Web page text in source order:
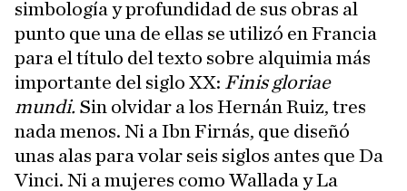
simbología y profundidad de sus obras al
punto que una de ellas se utilizó en Francia
para el título del texto sobre alquimia más
importante del siglo XX: Finis gloriae
mundi. Sin olvidar a los Hernán Ruiz, tres
nada menos. Ni a Ibn Firnás, que diseñó
unas alas para volar seis siglos antes que Da
Vinci. Ni a mujeres como Wallada y La